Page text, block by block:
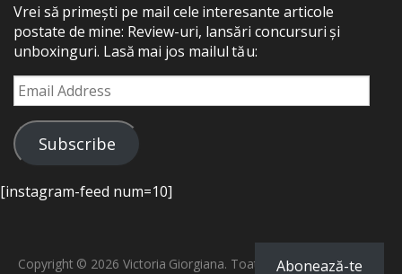
Vrei să primești pe mail cele interesante articole
postate de mine: Review-uri, lansări concursuri și
unboxinguri. Lasă mai jos mailul tău:
Email
Address
Subscribe
[instagram-feed num=10]
Copyright © 2026 Victoria Giorgiana. Toate drepturile rezervate.
Abonează-te